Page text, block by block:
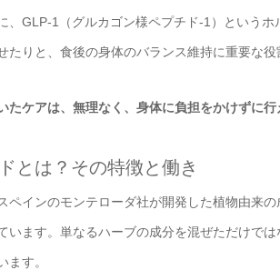
、GLP-1（グルカゴン様ペプチド-1）という
たりと、食後の身体のバランス維持に重要な役
たケアは、無理なく、身体に負担をかけずに
とは？その特徴と働き
ペインのモンテローダ社が開発した植物由来
います。単なるハーブの成分を混ぜただけで
ます。